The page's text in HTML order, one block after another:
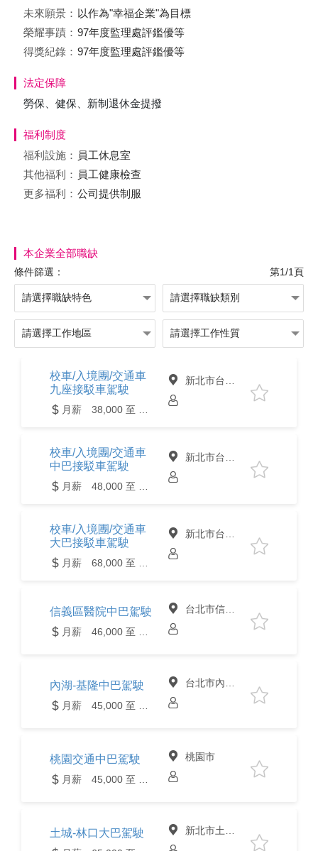
未來願景： 以作為"幸福企業"為目標
榮耀事蹟： 97年度監理處評鑑優等
得獎紀錄： 97年度監理處評鑑優等
法定保障
勞保、健保、新制退休金提撥
福利制度
福利設施： 員工休息室
其他福利： 員工健康檢查
更多福利： 公司提供制服
本企業全部職缺
條件篩選： 第1/1頁
校車/入境團/交通車
九座接駁車駕駛
新北市台北市
校車/入境團/交通車
中巴接駁車駕駛
新北市台北市
校車/入境團/交通車
大巴接駁車駕駛
新北市台北市
信義區醫院中巴駕駛 台北市信義區
內湖-基隆中巴駕駛 台北市內湖區
桃園交通中巴駕駛 桃園市
土城-林口大巴駕駛 新北市土城區